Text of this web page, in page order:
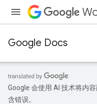
Google Docs
Google 会使用 AI 技术将内
含错误。